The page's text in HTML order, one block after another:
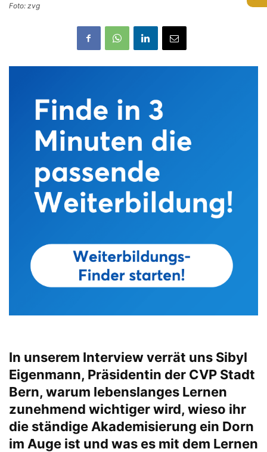
Foto: zvg
In unserem Interview verrät uns Sibyl
Eigenmann, Präsidentin der CVP Stadt
Bern, warum lebenslanges Lernen
zunehmend wichtiger wird, wieso ihr
die ständige Akademisierung ein Dorn
im Auge ist und was es mit dem Lernen